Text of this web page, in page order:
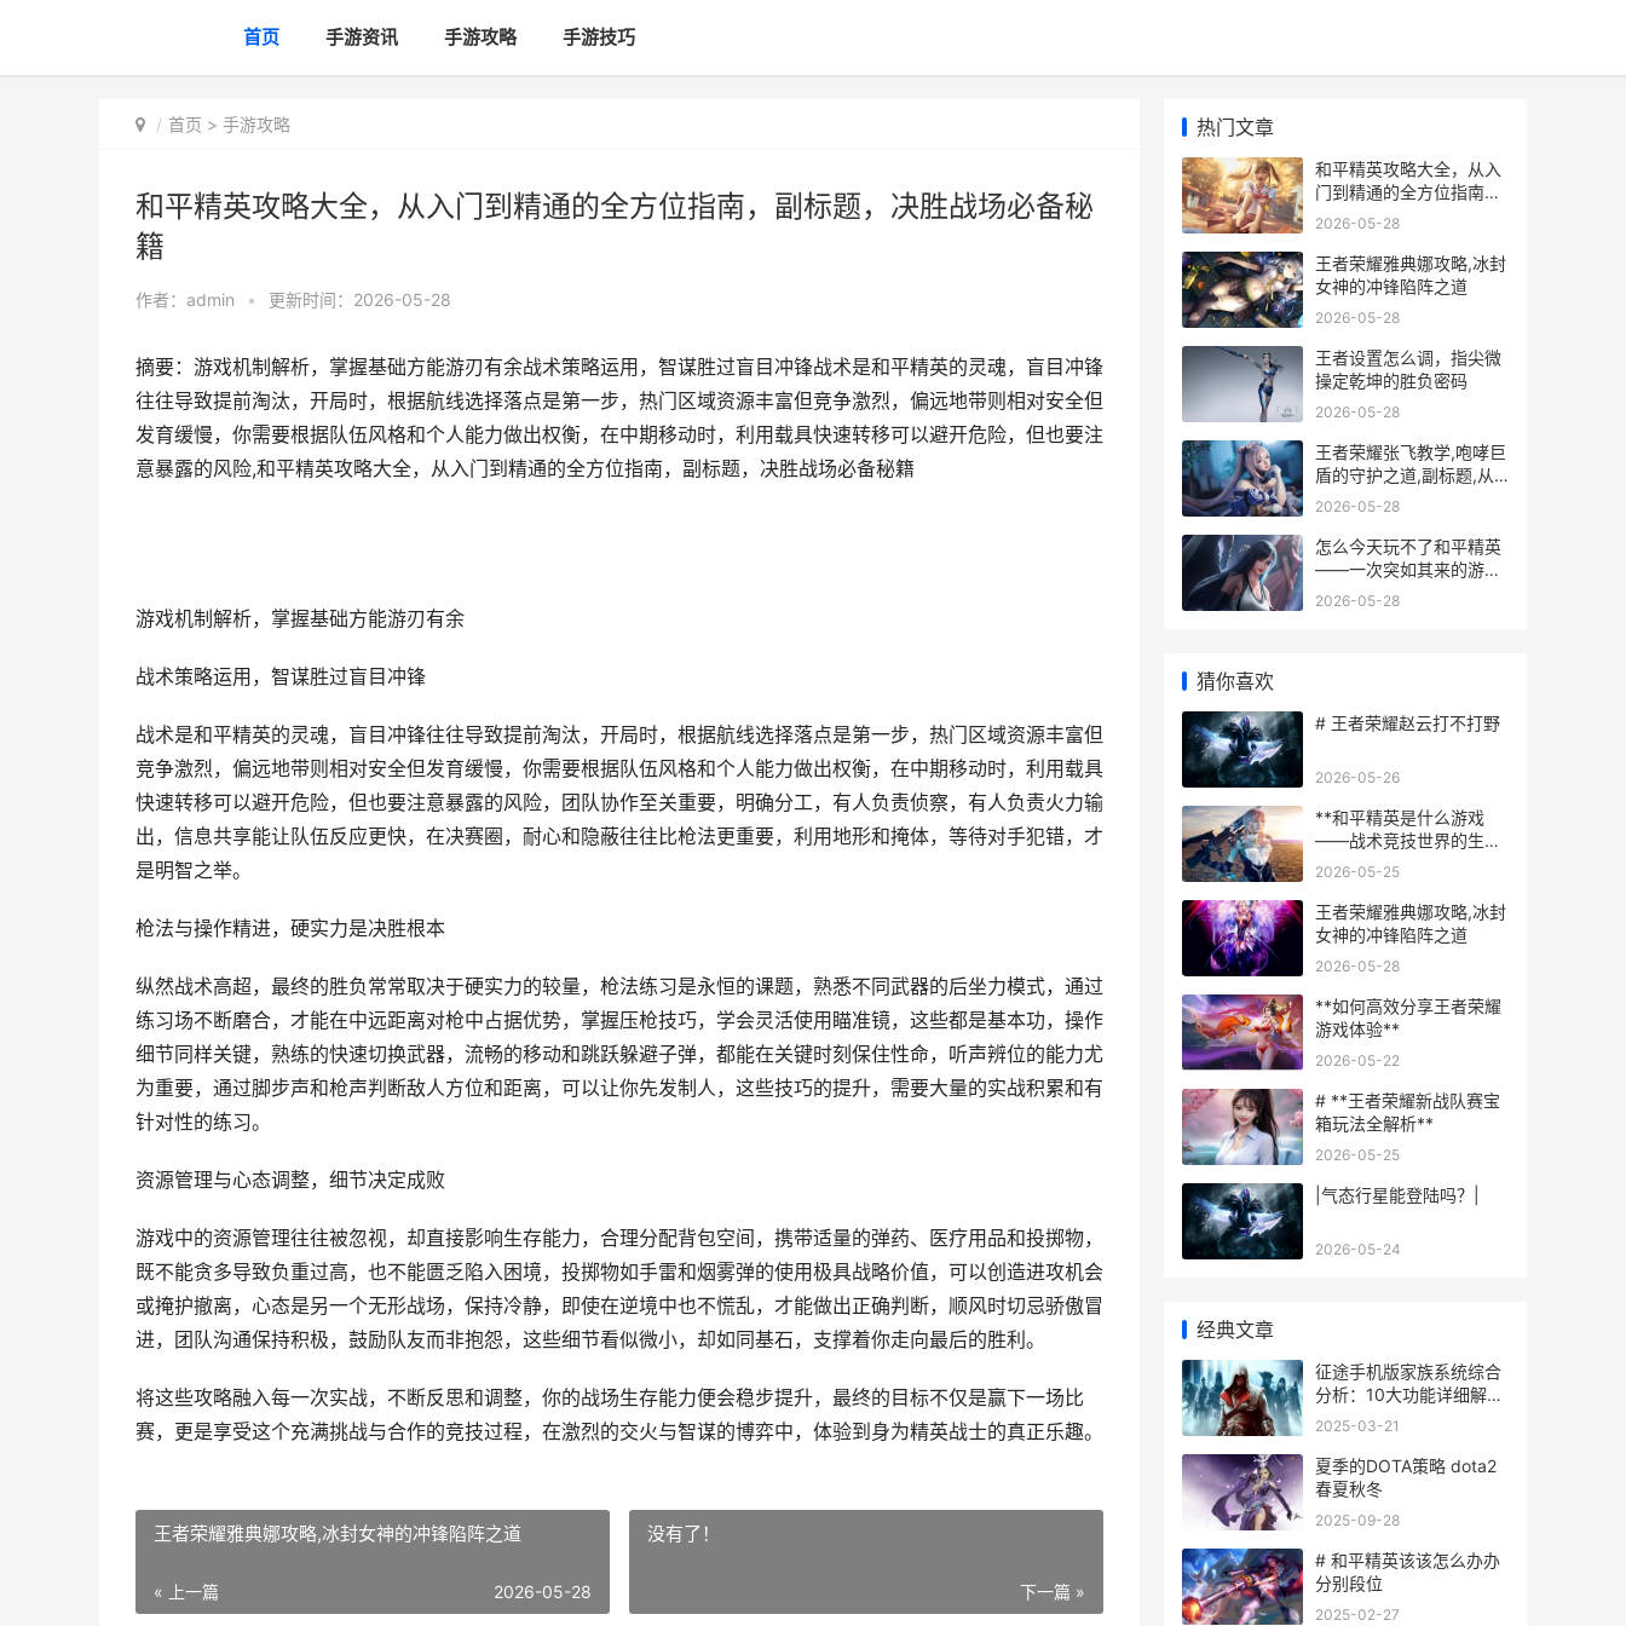
首页 手游资讯 手游攻略 手游技巧
首页 > 手游攻略
和平精英攻略大全，从入门到精通的全方位指南，副标题，决胜战场必备秘
籍
作者： admin • 更新时间：2026-05-28
摘要：游戏机制解析，掌握基础方能游刃有余战术策略运用，智谋胜过盲目冲锋战术是和平精英的灵魂，盲目冲锋
往往导致提前淘汰，开局时，根据航线选择落点是第一步，热门区域资源丰富但竞争激烈，偏远地带则相对安全但
发育缓慢，你需要根据队伍风格和个人能力做出权衡，在中期移动时，利用载具快速转移可以避开危险，但也要注
意暴露的风险,和平精英攻略大全，从入门到精通的全方位指南，副标题，决胜战场必备秘籍
游戏机制解析，掌握基础方能游刃有余
战术策略运用，智谋胜过盲目冲锋
战术是和平精英的灵魂，盲目冲锋往往导致提前淘汰，开局时，根据航线选择落点是第一步，热门区域资源丰富但
竞争激烈，偏远地带则相对安全但发育缓慢，你需要根据队伍风格和个人能力做出权衡，在中期移动时，利用载具
快速转移可以避开危险，但也要注意暴露的风险，团队协作至关重要，明确分工，有人负责侦察，有人负责火力输
出，信息共享能让队伍反应更快，在决赛圈，耐心和隐蔽往往比枪法更重要，利用地形和掩体，等待对手犯错，才
是明智之举。
枪法与操作精进，硬实力是决胜根本
纵然战术高超，最终的胜负常常取决于硬实力的较量，枪法练习是永恒的课题，熟悉不同武器的后坐力模式，通过
练习场不断磨合，才能在中远距离对枪中占据优势，掌握压枪技巧，学会灵活使用瞄准镜，这些都是基本功，操作
细节同样关键，熟练的快速切换武器，流畅的移动和跳跃躲避子弹，都能在关键时刻保住性命，听声辨位的能力尤
为重要，通过脚步声和枪声判断敌人方位和距离，可以让你先发制人，这些技巧的提升，需要大量的实战积累和有
针对性的练习。
资源管理与心态调整，细节决定成败
游戏中的资源管理往往被忽视，却直接影响生存能力，合理分配背包空间，携带适量的弹药、医疗用品和投掷物，
既不能贪多导致负重过高，也不能匮乏陷入困境，投掷物如手雷和烟雾弹的使用极具战略价值，可以创造进攻机会
或掩护撤离，心态是另一个无形战场，保持冷静，即使在逆境中也不慌乱，才能做出正确判断，顺风时切忌骄傲冒
进，团队沟通保持积极，鼓励队友而非抱怨，这些细节看似微小，却如同基石，支撑着你走向最后的胜利。
将这些攻略融入每一次实战，不断反思和调整，你的战场生存能力便会稳步提升，最终的目标不仅是赢下一场比
赛，更是享受这个充满挑战与合作的竞技过程，在激烈的交火与智谋的博弈中，体验到身为精英战士的真正乐趣。
王者荣耀雅典娜攻略,冰封女神的冲锋陷阵之道
« 上一篇 2026-05-28
没有了！
下一篇 »
热门文章
和平精英攻略大全，从入
门到精通的全方位指南，
副标题，决胜战场必备秘
2026-05-28
王者荣耀雅典娜攻略,冰封
女神的冲锋陷阵之道
2026-05-28
王者设置怎么调，指尖微
操定乾坤的胜负密码
2026-05-28
王者荣耀张飞教学,咆哮巨
盾的守护之道,副标题,从
莽夫到团队支柱的蜕变之
2026-05-28
怎么今天玩不了和平精英
——一次突如其来的游戏
断线沉思录
2026-05-28
猜你喜欢
# 王者荣耀赵云打不打野
2026-05-26
**和平精英是什么游戏
——战术竞技世界的生存
艺术**
2026-05-25
王者荣耀雅典娜攻略,冰封
女神的冲锋陷阵之道
2026-05-28
**如何高效分享王者荣耀
游戏体验**
2026-05-22
# **王者荣耀新战队赛宝
箱玩法全解析**
2026-05-25
|气态行星能登陆吗？|
2026-05-24
经典文章
征途手机版家族系统综合
分析：10大功能详细解答
和5步快速入门指导 征途
2025-03-21
夏季的DOTA策略 dota2
春夏秋冬
2025-09-28
# 和平精英该该怎么办办
分别段位
2025-02-27